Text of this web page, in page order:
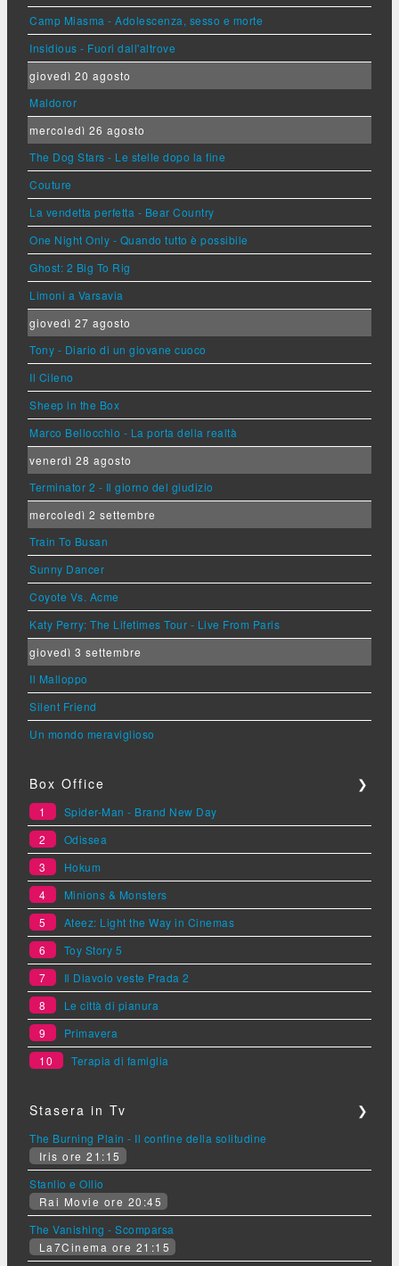
Camp Miasma - Adolescenza, sesso e morte
Insidious - Fuori dall'altrove
giovedì 20 agosto
Maldoror
mercoledì 26 agosto
The Dog Stars - Le stelle dopo la fine
Couture
La vendetta perfetta - Bear Country
One Night Only - Quando tutto è possibile
Ghost: 2 Big To Rig
Limoni a Varsavia
giovedì 27 agosto
Tony - Diario di un giovane cuoco
Il Cileno
Sheep in the Box
Marco Bellocchio - La porta della realtà
venerdì 28 agosto
Terminator 2 - Il giorno del giudizio
mercoledì 2 settembre
Train To Busan
Sunny Dancer
Coyote Vs. Acme
Katy Perry: The Lifetimes Tour - Live From Paris
giovedì 3 settembre
Il Malloppo
Silent Friend
Un mondo meraviglioso
Box Office ❯
1
Spider-Man - Brand New Day
2
Odissea
3
Hokum
4
Minions & Monsters
5
Ateez: Light the Way in Cinemas
6
Toy Story 5
7
Il Diavolo veste Prada 2
8
Le città di pianura
9
Primavera
10
Terapia di famiglia
Stasera in Tv ❯
The Burning Plain - Il confine della solitudine
Iris ore 21:15
Stanlio e Ollio
Rai Movie ore 20:45
The Vanishing - Scomparsa
La7Cinema ore 21:15